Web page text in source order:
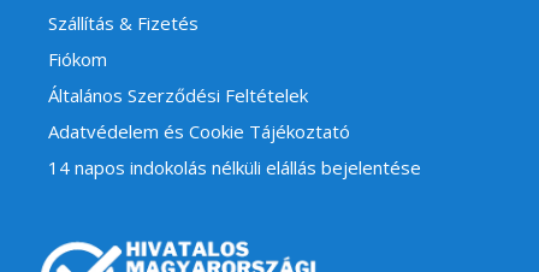
Szállítás & Fizetés
Fiókom
Általános Szerződési Feltételek
Adatvédelem és Cookie Tájékoztató
14 napos indokolás nélküli elállás bejelentése